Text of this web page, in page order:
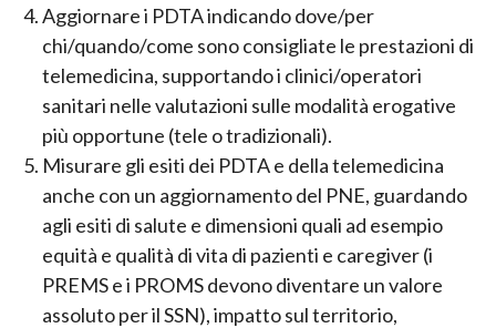
Aggiornare i PDTA indicando dove/per
chi/quando/come sono consigliate le prestazioni di
telemedicina, supportando i clinici/operatori
sanitari nelle valutazioni sulle modalità erogative
più opportune (tele o tradizionali).
Misurare gli esiti dei PDTA e della telemedicina
anche con un aggiornamento del PNE, guardando
agli esiti di salute e dimensioni quali ad esempio
equità e qualità di vita di pazienti e caregiver (i
PREMS e i PROMS devono diventare un valore
assoluto per il SSN), impatto sul territorio,